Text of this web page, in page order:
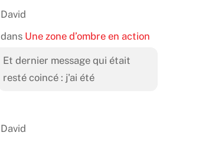
David
dans Une zone d’ombre en action
Et dernier message qui était
resté coincé : j'ai été
David